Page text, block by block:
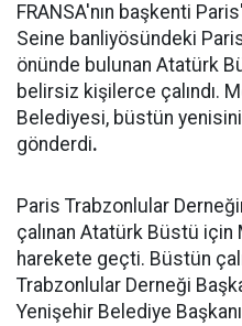
FRANSA'nın başkenti
Seine banliyösündeki
önünde bulunan Atatürk
belirsiz kişilerce çalındı.
Belediyesi, büstün yenisini
gönderdi.
Paris Trabzonlular
çalınan Atatürk Büstü
harekete geçti. Büstün
Trabzonlular Derneği
Yenişehir Belediye